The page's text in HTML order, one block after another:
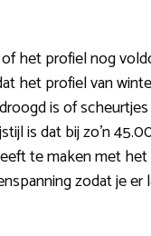
het profiel nog
het profiel van
is of
is dat bij zo’n
te maken met
zodat je er